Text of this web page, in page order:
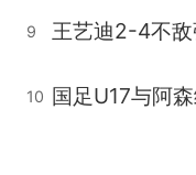
9 王艺迪2-4不
10